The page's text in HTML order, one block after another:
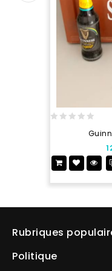
5
Rubriques
Politique